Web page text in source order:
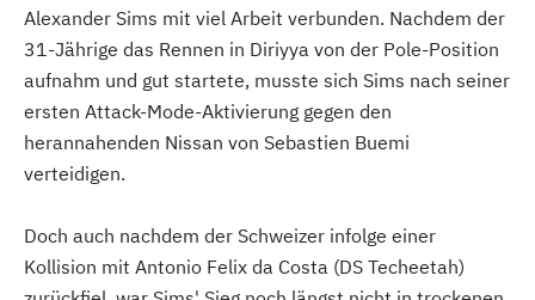
Alexander Sims mit viel Arbeit verbunden. Nachdem der
31-Jährige das Rennen in Diriyya von der Pole-Position
aufnahm und gut startete, musste sich Sims nach seiner
ersten Attack-Mode-Aktivierung gegen den
herannahenden Nissan von Sebastien Buemi
verteidigen.
Doch auch nachdem der Schweizer infolge einer
Kollision mit Antonio Felix da Costa (DS Techeetah)